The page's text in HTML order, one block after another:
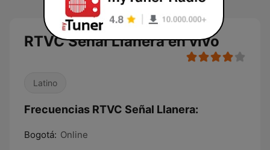
RTVC Señal Llanera en vivo
Latino
Frecuencias RTVC Señal Llanera:
Bogotá: Online